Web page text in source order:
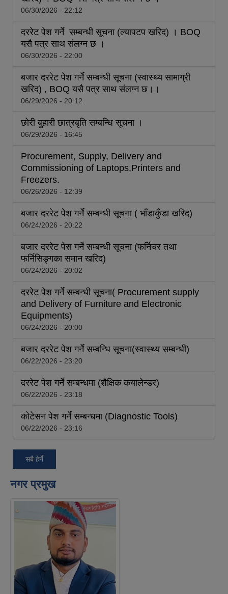
06/30/2026 - 22:12
दररेट पेश गर्ने सम्बन्धी सूचना (ल्यापटप खरिद) । BOQ
यसै पत्र साथ संलग्‍न छ ।
06/30/2026 - 22:00
बजार दररेट पेश गर्ने सम्बन्धी सूचना (स्वास्थ्य सामाग्री
खरिद) , BOQ यसै पत्र साथ संलग्‍न छ।।
06/29/2026 - 20:12
छोरी बुहारी छात्रबृति सम्बन्धि सूचना ।
06/29/2026 - 16:45
Procurement, Supply, Delivery and
Commissioning of Laptops,Printers and
Freezers.
06/26/2026 - 12:39
बजार दररेट पेश गर्ने सम्बन्धी सूचना ( भाँडाकुँडा खरिद)
06/24/2026 - 20:22
बजार दररेट पेस गर्ने सम्बन्धी सूचना (फर्निचर तथा
फर्निसिङ्गका समान खरिद)
06/24/2026 - 20:02
दररेट पेश गर्ने सम्बन्धी सूचना( Procurement supply
and Delivery of Furniture and Electronic
Equipments)
06/24/2026 - 20:00
बजार दररेट पेश गर्ने सम्बन्धि सूचना(स्वास्थ्य सम्बन्धी)
06/22/2026 - 23:20
दररेट पेश गर्ने सम्बन्धमा (शैक्षिक कयालेन्डर)
06/22/2026 - 23:18
कोटेसन पेश गर्ने सम्बन्धमा (Diagnostic Tools)
06/22/2026 - 23:16
सबै हेर्ने
नगर प्रमुख